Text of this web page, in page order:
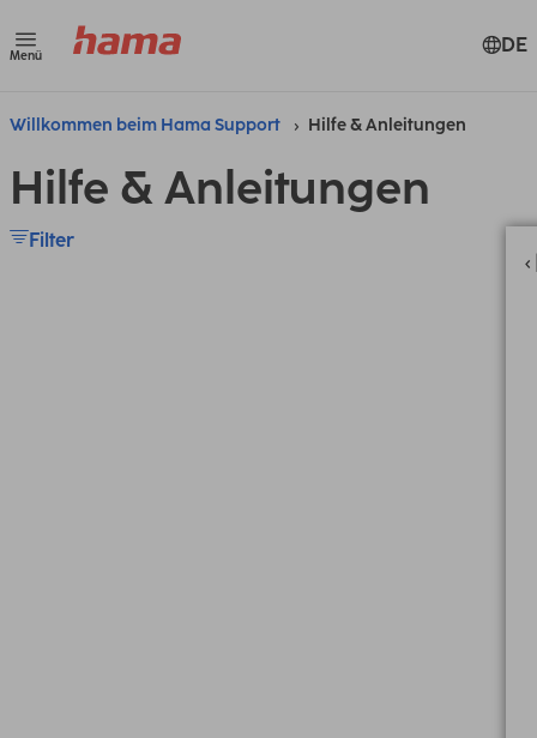
Menü DE
Willkommen beim Hama Support Hilfe & Anleitungen
Hilfe & Anleitungen
Filter